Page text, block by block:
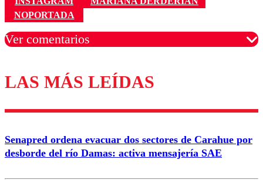
NOPORTADA
Ver comentarios
Los comentarios son moderados para garantizar un
diálogo respetuoso.
Nombre
Correo
LAS MÁS LEÍDAS
Senapred ordena evacuar dos sectores de Carahue por
desborde del río Damas: activa mensajería SAE